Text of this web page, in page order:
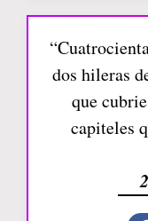
dos hileras
que
capiteles